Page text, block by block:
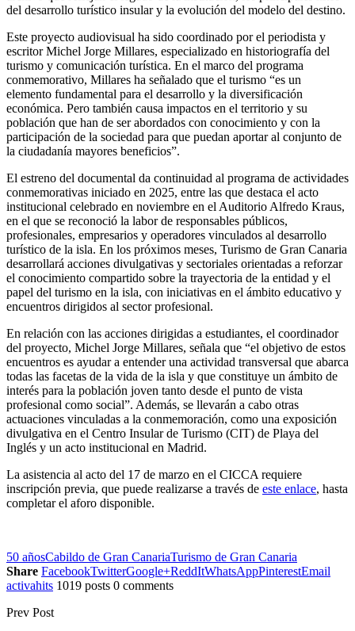
del desarrollo turístico insular y la evolución del modelo del destino.
Este proyecto audiovisual ha sido coordinado por el periodista y
escritor Michel Jorge Millares, especializado en historiografía del
turismo y comunicación turística. En el marco del programa
conmemorativo, Millares ha señalado que el turismo “es un
elemento fundamental para el desarrollo y la diversificación
económica. Pero también causa impactos en el territorio y su
población que han de ser abordados con conocimiento y con la
participación de la sociedad para que puedan aportar al conjunto de
la ciudadanía mayores beneficios”.
El estreno del documental da continuidad al programa de actividades
conmemorativas iniciado en 2025, entre las que destaca el acto
institucional celebrado en noviembre en el Auditorio Alfredo Kraus,
en el que se reconoció la labor de responsables públicos,
profesionales, empresarios y operadores vinculados al desarrollo
turístico de la isla. En los próximos meses, Turismo de Gran Canaria
desarrollará acciones divulgativas y sectoriales orientadas a reforzar
el conocimiento compartido sobre la trayectoria de la entidad y el
papel del turismo en la isla, con iniciativas en el ámbito educativo y
encuentros dirigidos al sector profesional.
En relación con las acciones dirigidas a estudiantes, el coordinador
del proyecto, Michel Jorge Millares, señala que “el objetivo de estos
encuentros es ayudar a entender una actividad transversal que abarca
todas las facetas de la vida de la isla y que constituye un ámbito de
interés para la población joven tanto desde el punto de vista
profesional como social”. Además, se llevarán a cabo otras
actuaciones vinculadas a la conmemoración, como una exposición
divulgativa en el Centro Insular de Turismo (CIT) de Playa del
Inglés y un acto institucional en Madrid.
La asistencia al acto del 17 de marzo en el CICCA requiere
inscripción previa, que puede realizarse a través de este enlace, hasta
completar el aforo disponible.
50 añosCabildo de Gran CanariaTurismo de Gran Canaria
Share FacebookTwitterGoogle+ReddItWhatsAppPinterestEmail
activahits 1019 posts 0 comments
Prev Post